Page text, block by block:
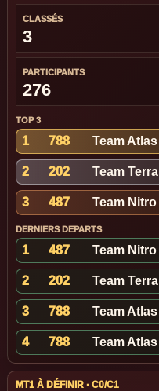
CLASSÉS
3
PARTICIPANTS
276
TOP 3
1 788 Team Atlas
2 202 Team Terra
3 487 Team Nitro
DERNIERS DEPARTS
1 487 Team Nitro
2 202 Team Terra
3 788 Team Atlas
4 788 Team Atlas
MT1 À DÉFINIR · C0/C1